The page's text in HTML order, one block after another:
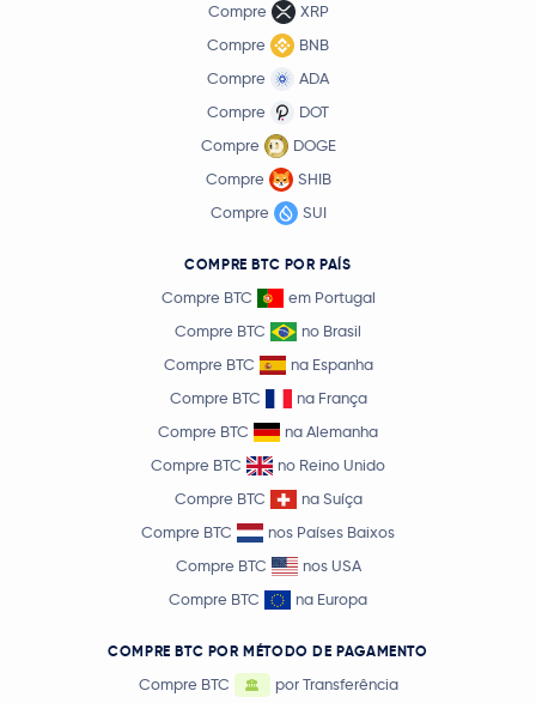
Compre
XRP
Compre
BNB
Compre
ADA
Compre
DOT
Compre
DOGE
Compre
SHIB
Compre
SUI
COMPRE BTC POR PAÍS
Compre BTC
em Portugal
Compre BTC
no Brasil
Compre BTC
na Espanha
Compre BTC
na França
Compre BTC
na Alemanha
Compre BTC
no Reino Unido
Compre BTC
na Suíça
Compre BTC
nos Países Baixos
Compre BTC
nos USA
Compre BTC
na Europa
COMPRE BTC POR MÉTODO DE PAGAMENTO
Compre BTC
por Transferência